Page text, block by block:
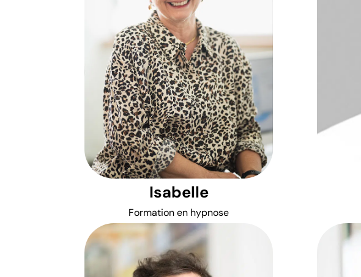
Isabelle
Formation en hypnose